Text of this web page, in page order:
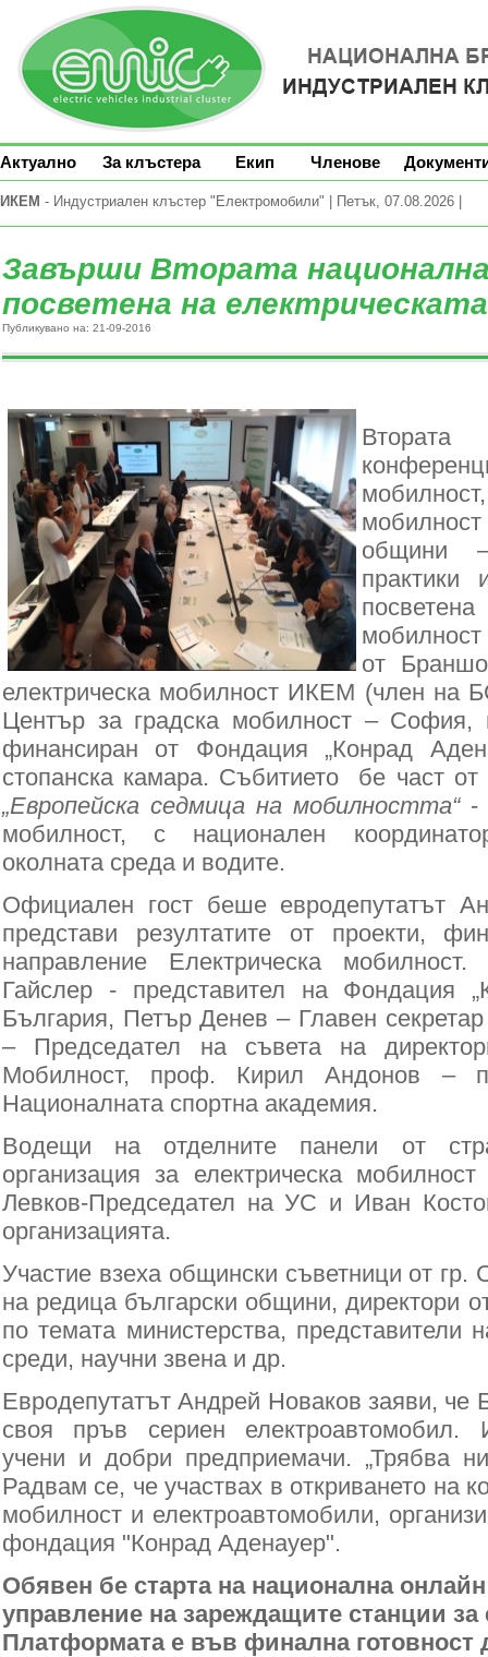
Актуално За клъстера Екип Членове
ИКЕМ - Индустриален клъстер "Електромобили" | Петък, 07.08.2026 |
Завърши Втората
посветена на
Публикувано на: 21-09-2016
общини
практики
от
електрическа мобилност ИКЕМ (член на
Център за градска мобилност – София,
финансиран от Фондация „Конрад
стопанска камара. Събитието бе част от
„Европейска седмица на мобилността“-
мобилност, с национален
околната среда и водите.
Официален гост беше евродепутатът
представи резултатите от проекти,
направление Електрическа
Гайслер - представител на Фондация
България, Петър Денев – Главен
– Председател на съвета на
Мобилност, проф. Кирил Андонов –
Националната спортна академия.
Водещи на отделните панели от
организация за електрическа
Левков-Председател на УС и Иван
организацията.
Участие взеха общински съветници от гр.
на редица български общини, директори
по темата министерства, представители
среди, научни звена и др.
Евродепутатът Андрей Новаков заяви,
своя пръв сериен електроавтомобил.
учени и добри предприемачи. „Трябва
Радвам се, че участвах в откриването на
мобилност и електроавтомобили,
фондация "Конрад Аденауер".
Обявен бе старта на национална
управление на зареждащите станции
Платформата е във финална готовност